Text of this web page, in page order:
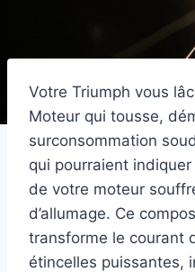
Votre Triumph vous
Moteur qui tousse,
surconsommation
qui pourraient indiquer
de votre moteur
d’allumage. Ce
transforme le courant
étincelles puissantes,